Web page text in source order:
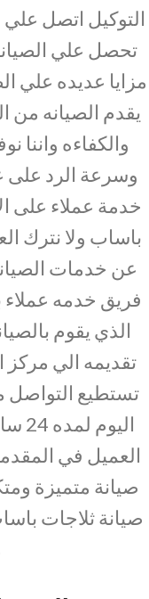
التوكيل اتصل
تحصل علي الصيانة
مزايا عديده علي
يقدم الصيانه من
والكفاءه واننا
وسرعة الرد
خدمة عملاء على
باساب ولا نترك
عن خدمات
فريق خدمه عملاء
الذي يقوم
تقديمه الي مركز
تستطيع التواصل
العميل في
صيانة متميزة
صيانة ثلاجات